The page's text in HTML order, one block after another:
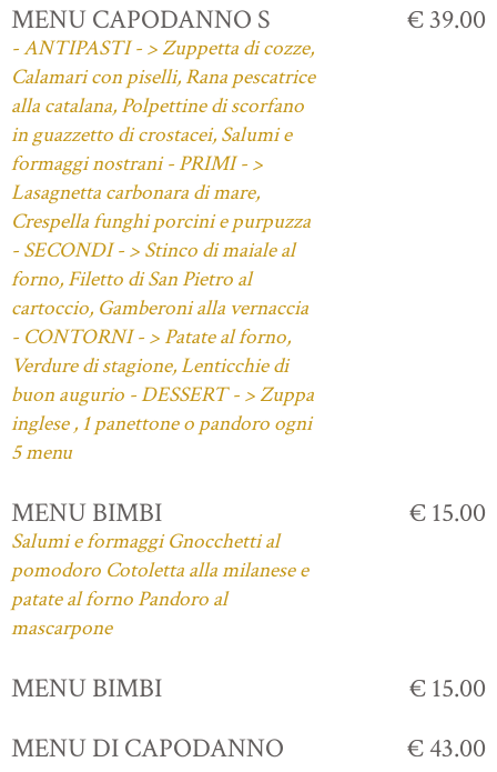
MENU CAPODANNO S
- ANTIPASTI - > Zuppetta di cozze,
Calamari con piselli, Rana pescatrice
alla catalana, Polpettine di scorfano
in guazzetto di crostacei, Salumi e
formaggi nostrani - PRIMI - >
Lasagnetta carbonara di mare,
Crespella funghi porcini e purpuzza
- SECONDI - > Stinco di maiale al
forno, Filetto di San Pietro al
cartoccio, Gamberoni alla vernaccia
- CONTORNI - > Patate al forno,
Verdure di stagione, Lenticchie di
buon augurio - DESSERT - > Zuppa
inglese , 1 panettone o pandoro ogni
5 menu
€ 39.00
MENU BIMBI
Salumi e formaggi Gnocchetti al
pomodoro Cotoletta alla milanese e
patate al forno Pandoro al
mascarpone
€ 15.00
MENU BIMBI
€ 15.00
MENU DI CAPODANNO
€ 43.00